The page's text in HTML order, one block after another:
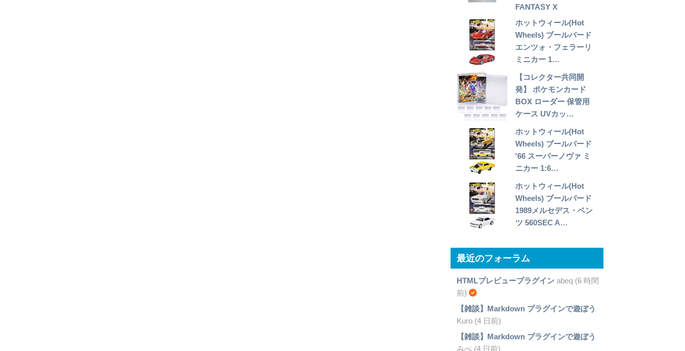
FANTASY X
ホットウィール(Hot
Wheels) ブールバード
エンツォ・フェラーリ
ミニカー 1…
【コレクター共同開
発】 ポケモンカード
BOX ローダー 保管用
ケース UVカッ…
ホットウィール(Hot
Wheels) ブールバード
'66 スーパーノヴァ ミ
ニカー 1:6…
ホットウィール(Hot
Wheels) ブールバード
1989メルセデス・ベン
ツ 560SEC A…
最近のフォーラム
HTMLプレビュープラグインabeq (6 時間
前)
【雑談】Markdown プラグインで遊ぼう
Kuro (4 日前)
【雑談】Markdown プラグインで遊ぼう
みぺ (4 日前)